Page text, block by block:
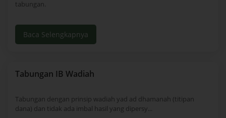
tabungan.
Baca Selengkapnya
Tabungan IB Wadiah
Tabungan dengan prinsip wadiah yad ad dhamanah (titipan
dana) dan tidak ada imbal hasil yang dipersy...